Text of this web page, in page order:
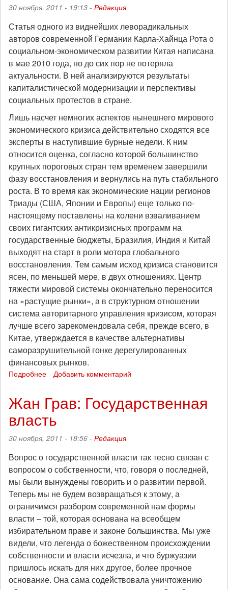
30 ноября, 2011 - 19:13 - Редакция
Статья одного из виднейших леворадикальных
авторов современной Германии Карла-Хайнца Рота о
социальном-экономическом развитии Китая написана
в мае 2010 года, но до сих пор не потеряла
актуальности. В ней анализируются результаты
капиталистической модернизации и перспективы
социальных протестов в стране.
Лишь насчет немногих аспектов нынешнего мирового
экономического кризиса действительно сходятся все
эксперты в наступившие бурные недели. К ним
относится оценка, согласно которой большинство
крупных пороговых стран тем временем завершили
фазу восстановления и вернулись на путь стабильного
роста. В то время как экономические нации регионов
Триады (США, Японии и Европы) еще только по-
настоящему поставлены на колени взваливанием
своих гигантских антикризисных программ на
государственные бюджеты, Бразилия, Индия и Китай
выходят на старт в роли мотора глобального
восстановления. Тем самым исход кризиса становится
ясен, по меньшей мере, в двух отношениях. Центр
тяжести мировой системы окончательно переносится
на «растущие рынки», а в структурном отношении
система авторитарного управления кризисом, которая
лучше всего зарекомендовала себя, прежде всего, в
Китае, утверждается в качестве альтернативы
саморазрушительной гонке дерегулированных
финансовых рынков.
Подробнее
Рот:
"Китай
главный
в
ходе
кризиса?
А
что
дальше?"
Добавить комментарий
Жан Грав: Государственная
власть
30 ноября, 2011 - 18:56 - Редакция
Вопрос о государственной власти так тесно связан с
вопросом о собственности, что, говоря о последней,
мы были вынуждены говорить и о развитии первой.
Теперь мы не будем возвращаться к этому, а
ограничимся разбором современной нам формы
власти – той, которая основана на всеобщем
избирательном праве и законе большинства. Мы уже
видели, что легенда о божественном происхождении
собственности и власти исчезла, и что буржуазии
пришлось искать для них другое, более прочное
основание. Она сама содействовала уничтожению